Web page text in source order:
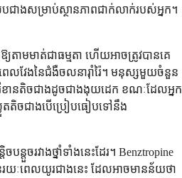
ាងសម្រាប់ស្ថានភាពជាក់លាក់របស់អ្នក។
យ​តាម​មាត់​ជា​ធម្មតា ហើយ​អាច​ត្រូវ​បាន​គេ​
េល​វែង​នៃ​ជំងឺ​ចលនា​រ៉ាំរ៉ៃ។ មនុស្ស​មួយ​ចំនួន​
ាន​តិច​ជាង​ដូច​ជា​ងងុយដេក ខណៈ​ដែល​អ្នក​
ត​តិច​ជាង​បើ​ប្រៀប​ធៀប​ទៅ​នឹង
ន្តួច​រវាង​ថ្នាំ​ទាំង​នេះ​ដែរ។ Benztropine
យៈពេល​យូរ​ជាង​នេះ ដែល​អាច​មាន​ន័យ​ថា​